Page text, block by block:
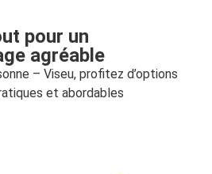
pour un
agréable
– Viseu, profitez d’options
et abordables